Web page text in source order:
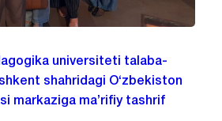
universiteti talaba-
shahridagi O‘zbekiston
markaziga ma’rifiy tashrif